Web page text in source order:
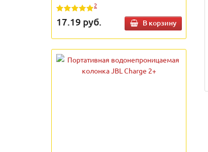
2
17.19 руб. В корзину